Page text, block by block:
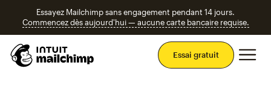
Essayez Mailchimp sans engagement pendant 14 jours.
Commencez dès aujourd'hui — aucune carte bancaire requise.
Essai gratuit